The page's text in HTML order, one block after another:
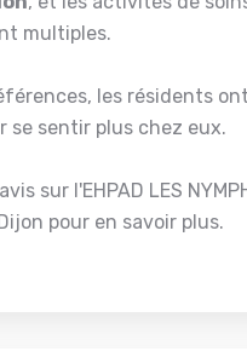
multiples.
les résidents
se sentir plus chez eux.
sur l'EHPAD LES
pour en savoir plus.